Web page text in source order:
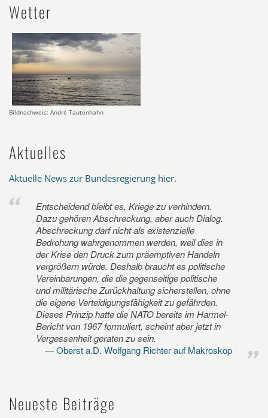
Wetter
Bildnachweis: André Tautenhahn
Aktuelles
Aktuelle News zur Bundesregierung hier.
Entscheidend bleibt es, Kriege zu verhindern.
Dazu gehören Abschreckung, aber auch Dialog.
Abschreckung darf nicht als existenzielle
Bedrohung wahrgenommen werden, weil dies in
der Krise den Druck zum präemptiven Handeln
vergrößern würde. Deshalb braucht es politische
Vereinbarungen, die die gegenseitige politische
und militärische Zurückhaltung sicherstellen, ohne
die eigene Verteidigungsfähigkeit zu gefährden.
Dieses Prinzip hatte die NATO bereits im Harmel-
Bericht von 1967 formuliert, scheint aber jetzt in
Vergessenheit geraten zu sein.
Oberst a.D. Wolfgang Richter auf Makroskop
Neueste Beiträge